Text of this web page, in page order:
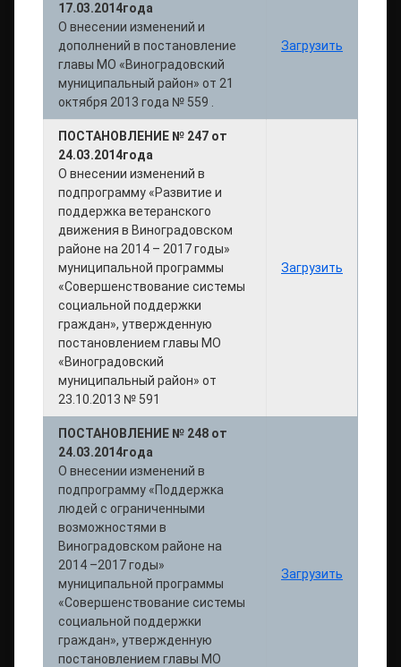
17.03.2014года
О внесении изменений и
дополнений в постановление
главы МО «Виноградовский
муниципальный район» от 21
октября 2013 года № 559 .
Загрузить
ПОСТАНОВЛЕНИЕ № 247 от
24.03.2014года
О внесении изменений в
подпрограмму «Развитие и
поддержка ветеранского
движения в Виноградовском
районе на 2014 – 2017 годы»
муниципальной программы
«Совершенствование системы
социальной поддержки
граждан», утвержденную
постановлением главы МО
«Виноградовский
муниципальный район» от
23.10.2013 № 591
Загрузить
ПОСТАНОВЛЕНИЕ № 248 от
24.03.2014года
О внесении изменений в
подпрограмму «Поддержка
людей с ограниченными
возможностями в
Виноградовском районе на
2014 –2017 годы»
муниципальной программы
«Совершенствование системы
социальной поддержки
граждан», утвержденную
постановлением главы МО
Загрузить